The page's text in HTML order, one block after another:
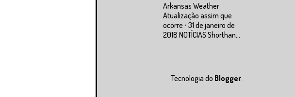
Arkansas Weather
Atualização assim que
ocorre ⋅ 31 de janeiro de
2018 NOTÍCIAS Shorthan...
Tecnologia do Blogger.